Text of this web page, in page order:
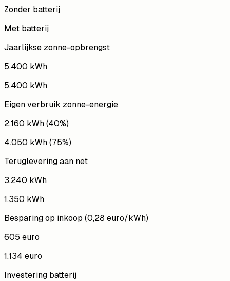
Zonder batterij
Met batterij
Jaarlijkse zonne-opbrengst
5.400 kWh
5.400 kWh
Eigen verbruik zonne-energie
2.160 kWh (40%)
4.050 kWh (75%)
Teruglevering aan net
3.240 kWh
1.350 kWh
Besparing op inkoop (0,28 euro/kWh)
605 euro
1.134 euro
Investering batterij